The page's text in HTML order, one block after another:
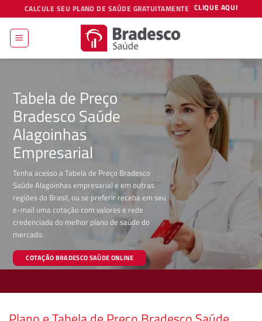
to
content
CALCULE SEU PLANO DE SAÚDE GRATUITAMENTE CLIQUE AQUI
Tabela de Preço
Bradesco Saúde
Alagoinhas
Empresarial
Tenha acesso a Tabela de Preço Bradesco
Saúde Alagoinhas empresarial e em outras
regiões do Brasil, ou se preferir receba em seu
e-mail uma cotação com valores e rede
credenciada do melhor plano de saúde do
mercado.
COTAÇÃO BRADESCO SAÚDE ONLINE